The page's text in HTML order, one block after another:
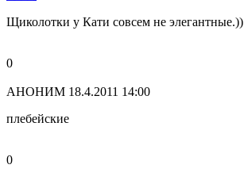
Щиколотки у Кати совсем не элегантные.))
0
АНОНИМ 18.4.2011 14:00
плебейские
0